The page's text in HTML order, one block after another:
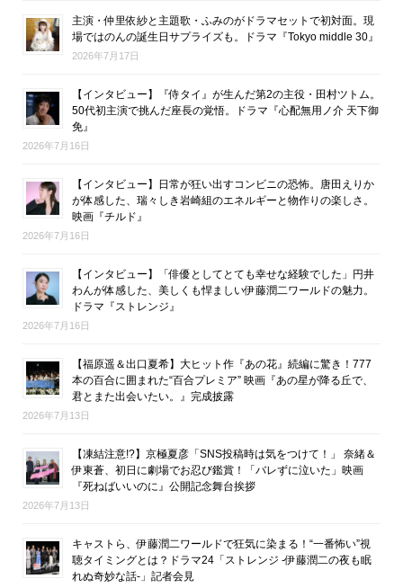
主演・仲里依紗と主題歌・ふみのがドラマセットで初対面。現
場ではのんの誕生日サプライズも。ドラマ『Tokyo middle 30』
2026年7月17日
【インタビュー】『侍タイ』が生んだ第2の主役・田村ツトム。
50代初主演で挑んだ座長の覚悟。ドラマ『心配無用ノ介 天下御
免』
2026年7月16日
【インタビュー】日常が狂い出すコンビニの恐怖。唐田えりか
が体感した、瑞々しき岩崎組のエネルギーと物作りの楽しさ。
映画『チルド』
2026年7月16日
【インタビュー】「俳優としてとても幸せな経験でした」円井
わんが体感した、美しくも悍ましい伊藤潤二ワールドの魅力。
ドラマ『ストレンジ』
2026年7月16日
【福原遥＆出口夏希】大ヒット作『あの花』続編に驚き！777
本の百合に囲まれた“百合プレミア” 映画『あの星が降る丘で、
君とまた出会いたい。』完成披露
2026年7月13日
【凍結注意!?】京極夏彦「SNS投稿時は気をつけて！」 奈緒＆
伊東蒼、初日に劇場でお忍び鑑賞！「バレずに泣いた」映画
『死ねばいいのに』公開記念舞台挨拶
2026年7月13日
キャストら、伊藤潤二ワールドで狂気に染まる！“一番怖い”視
聴タイミングとは？ドラマ24「ストレンジ -伊藤潤二の夜も眠
れぬ奇妙な話-」記者会見